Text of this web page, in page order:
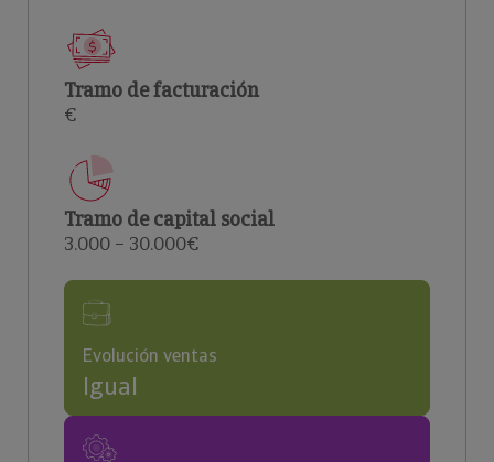
Tramo de facturación
€
Tramo de capital social
3.000 – 30.000€
Evolución ventas
Igual